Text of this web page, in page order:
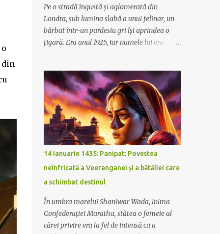
din
Pe o stradă îngustă și aglomerată din
Londra, sub lumina slabă a unui felinar, un
bărbat într-un pardesiu gri își aprindea o
țigară. Era anul 1925, iar numele lui era
cum îi spuneau toți. În acele zile, Met-ul era
mai mult decât o simplă cale ferată; era un
simbol al progresului, o arteră vitală ce
pompa viață în inima Londrei și în
suburbiile ei înfloritoare.
14 Ianuarie 1435: Panipat: Povestea
neînfricată a Veeranganei și a bătăliei care
a schimbat destinul
În umbra marelui Shaniwar Wada, inima
Confederației Maratha, stătea o femeie al
cărei privire era la fel de intensă ca a